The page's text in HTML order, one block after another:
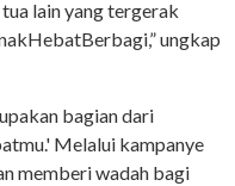
lain yang tergerak
ungkap
bagian dari
Melalui kampanye
memberi wadah bagi